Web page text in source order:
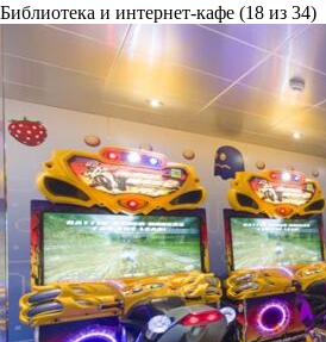
Библиотека и интернет-кафе (18 из 34)